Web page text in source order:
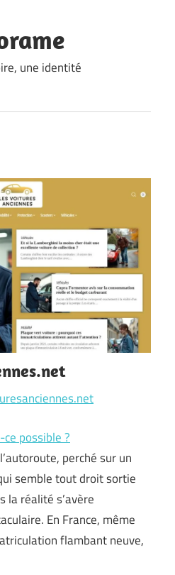
une identité
possible ?
perché sur un
semble tout droit sortie
la réalité s’avère
En France, même
flambant neuve,